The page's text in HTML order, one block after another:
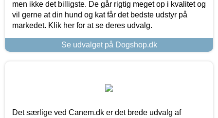
men ikke det billigste. De går rigtig meget op i kvalitet og
vil gerne at din hund og kat får det bedste udstyr på
markedet. Klik her for at se deres udvalg.
Se udvalget på Dogshop.dk
Det særlige ved Canem.dk er det brede udvalg af